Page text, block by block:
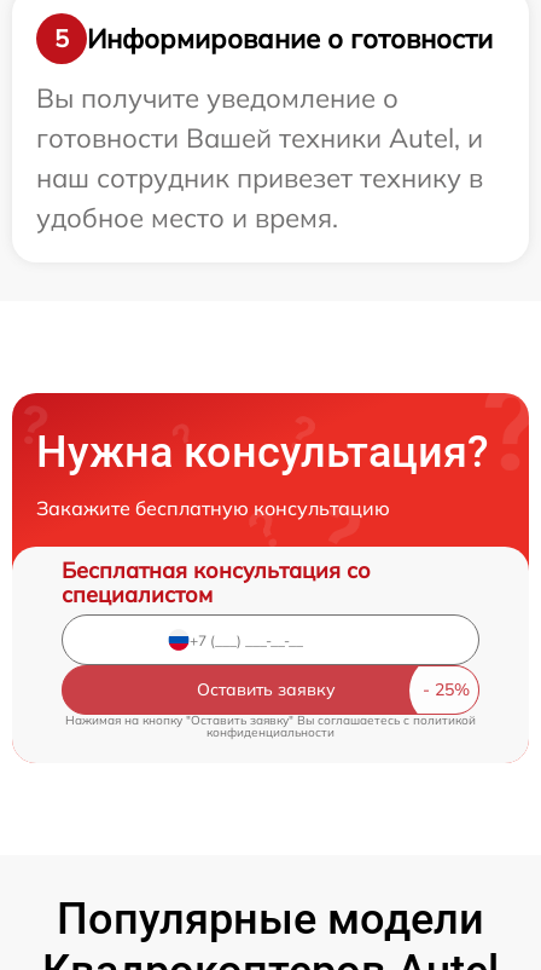
5
Информирование о готовности
Вы получите уведомление о
готовности Вашей техники Autel, и
наш сотрудник привезет технику в
удобное место и время.
Нужна консультация?
Закажите бесплатную консультацию
Бесплатная консультация со
специалистом
Оставить заявку
Нажимая на кнопку "Оставить заявку" Вы соглашаетесь c политикой
конфиденциальности
Популярные модели